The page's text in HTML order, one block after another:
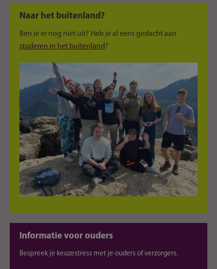
Naar het buitenland?
Ben je er nog niet uit? Heb je al eens gedacht aan
studeren in het buitenland?
Informatie voor ouders
Bespreek je keuzestress met je ouders of verzorgers.